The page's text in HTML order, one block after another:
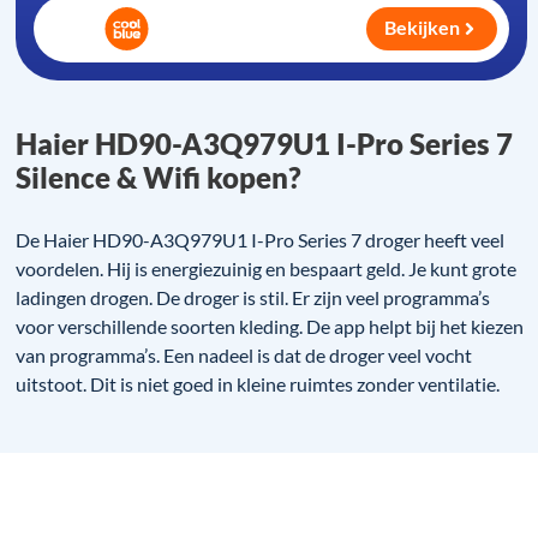
Haier HD90-A3Q979U1 I-Pro Series 7
Silence & Wifi kopen?
De Haier HD90-A3Q979U1 I-Pro Series 7 droger heeft veel
voordelen. Hij is energiezuinig en bespaart geld. Je kunt grote
ladingen drogen. De droger is stil. Er zijn veel programma’s
voor verschillende soorten kleding. De app helpt bij het kiezen
van programma’s. Een nadeel is dat de droger veel vocht
uitstoot. Dit is niet goed in kleine ruimtes zonder ventilatie.
Bekijken